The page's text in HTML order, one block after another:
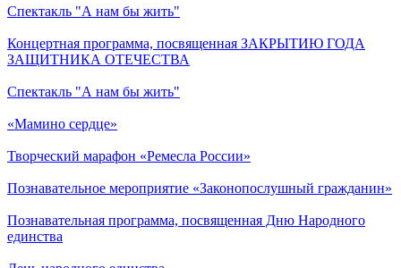
Спектакль "А нам бы жить"
Концертная программа, посвященная ЗАКРЫТИЮ ГОДА
ЗАЩИТНИКА ОТЕЧЕСТВА
Спектакль "А нам бы жить"
«Мамино сердце»
Творческий марафон «Ремесла России»
Познавательное мероприятие «Законопослушный гражданин»
Познавательная программа, посвященная Дню Народного
единства